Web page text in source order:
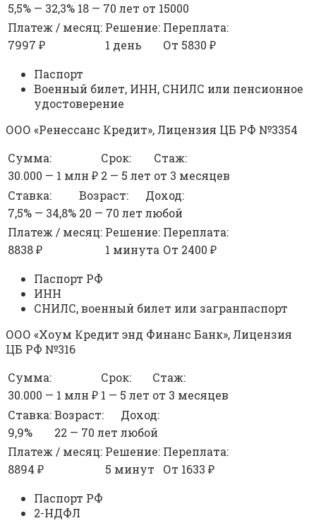
5,5% — 32,3% 18 — 70 лет от 15000
Платеж / месяц: Решение: Переплата:
7997 ₽
1 день
От 5830 ₽
Паспорт
Военный билет, ИНН, СНИЛС или пенсионное
удостоверение
ООО «Ренессанс Кредит», Лицензия ЦБ РФ №3354
Сумма:
Срок:
Стаж:
30.000 — 1 млн ₽ 2 — 5 лет от 3 месяцев
Ставка:
Возраст:
Доход:
7,5% — 34,8% 20 — 70 лет любой
Платеж / месяц: Решение: Переплата:
8838 ₽
1 минута От 2400 ₽
Паспорт РФ
ИНН
СНИЛС, военный билет или загранпаспорт
ООО «Хоум Кредит энд Финанс Банк», Лицензия
ЦБ РФ №316
Сумма:
Срок:
Стаж:
30.000 — 1 млн ₽ 1 — 5 лет от 3 месяцев
Ставка:Возраст:
Доход:
9,9%
22 — 70 лет любой
Платеж / месяц: Решение: Переплата:
8894 ₽
5 минут
От 1633 ₽
Паспорт РФ
2-НДФЛ